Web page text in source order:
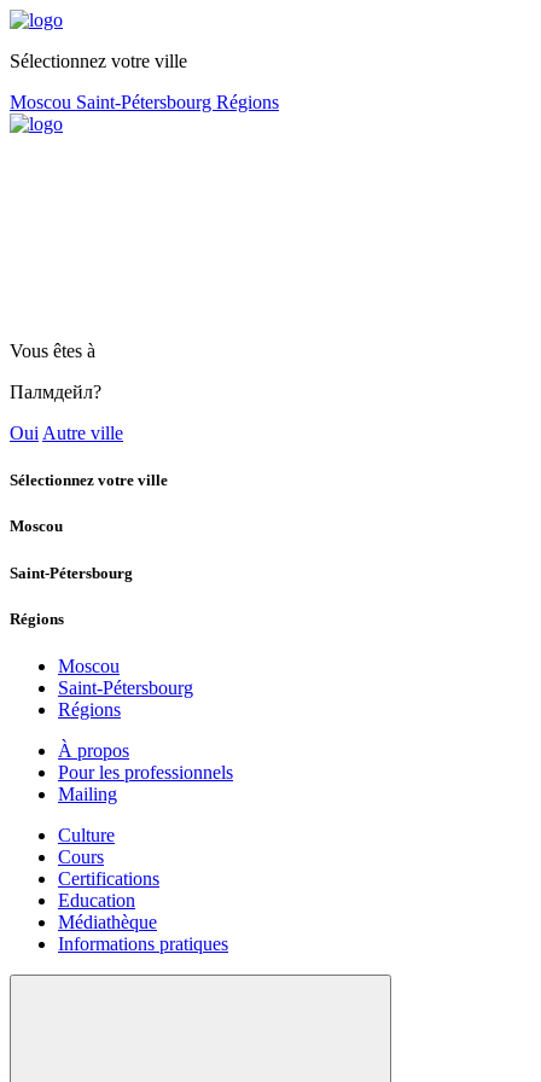
Sélectionnez votre ville
Moscou Saint-Pétersbourg Régions
Vous êtes à
Палмдейл?
Oui Autre ville
Sélectionnez votre ville
Moscou
Saint-Pétersbourg
Régions
Moscou
Saint-Pétersbourg
Régions
À propos
Pour les professionnels
Mailing
Culture
Cours
Certifications
Education
Médiathèque
Informations pratiques